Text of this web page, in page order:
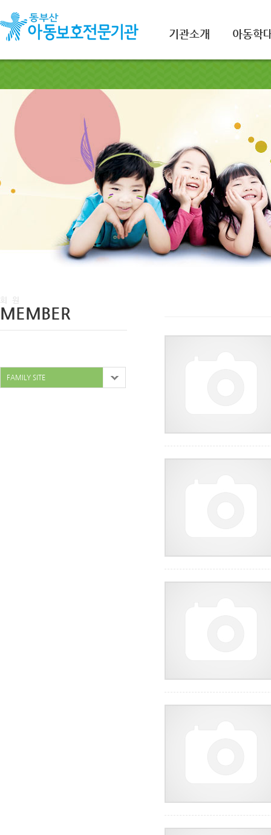
기관소개 아동학
회 원
MEMBER
FAMILY SITE